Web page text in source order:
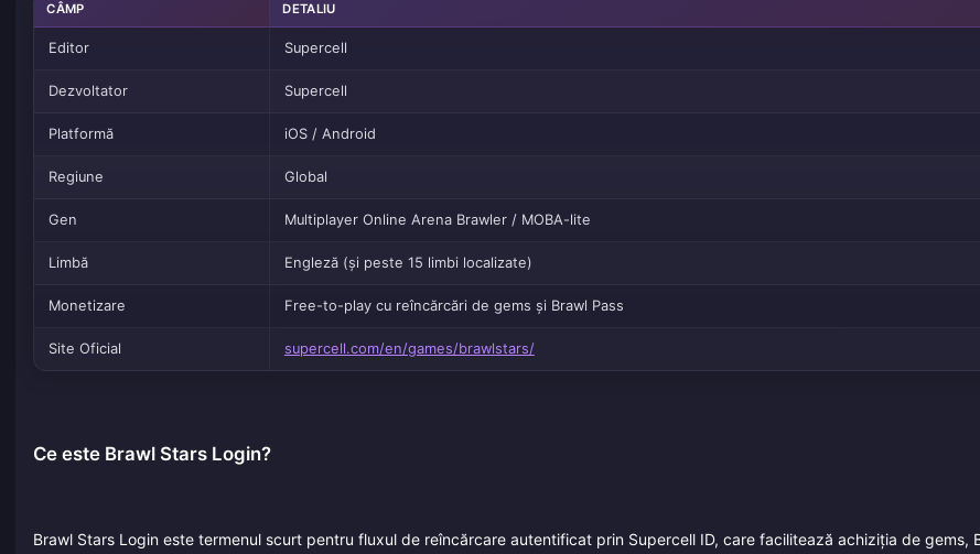
CÂMP DETALIU
Editor Supercell
Dezvoltator Supercell
Platformă iOS / Android
Regiune Global
Gen Multiplayer Online Arena Brawler / MOBA-lite
Limbă Engleză (și peste 15 limbi localizate)
Monetizare Free-to-play cu reîncărcări de gems și Brawl Pass
Site Oficial supercell.com/en/games/brawlstars/
Ce este Brawl Stars Login?
Brawl Stars Login este termenul scurt pentru fluxul de reîncărcare autentificat prin Supercell ID, care facilitează achiziția de gems,